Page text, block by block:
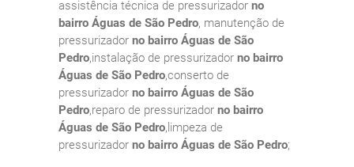
assistência técnica de pressurizador no
bairro Águas de São Pedro, manutenção de
pressurizador no bairro Águas de São
Pedro,instalação de pressurizador no bairro
Águas de São Pedro,conserto de
pressurizador no bairro Águas de São
Pedro,reparo de pressurizador no bairro
Águas de São Pedro,limpeza de
pressurizador no bairro Águas de São Pedro;